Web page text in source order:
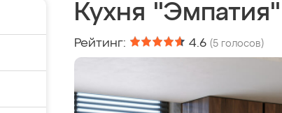
Кухня "Эмпатия"
Рейтинг: 4.6 (5 голосов)